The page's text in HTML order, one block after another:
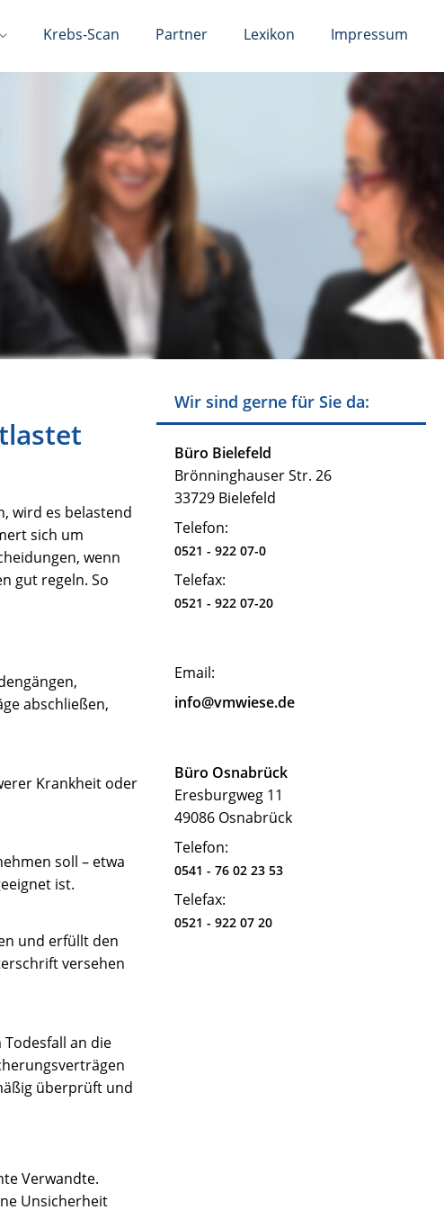
Krebs-Scan Partner Lexikon Impressum
Wir sind gerne für Sie da:
Büro Bielefeld
Brönninghauser Str. 26
33729 Bielefeld
Telefon:
0521 - 922 07-0
Telefax:
0521 - 922 07-20
Email:
info@vmwiese.de
Büro Osnabrück
Eresburgweg 11
49086 Osnabrück
Telefon:
0541 - 76 02 23 53
Telefax:
0521 - 922 07 20
wird es belastend
sich um
wenn
gut regeln. So
abschließen,
Krankheit oder
soll – etwa
ist.
und erfüllt den
versehen
an die
überprüft und
Verwandte.
Unsicherheit